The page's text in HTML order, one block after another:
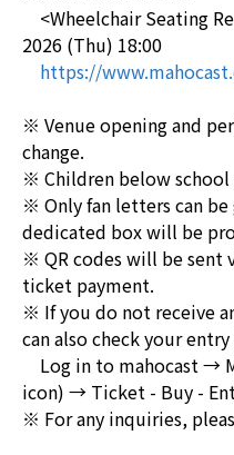
<Wheelchair Seating
2026 (Thu) 18:00
https://
※ Venue opening and
change.
※ Children below school
※ Only fan letters can
dedicated box will be
※ QR codes will be sent
ticket payment.
※ If you do not receive
can also check your
Log in to mahocast →
icon) → Ticket - Buy -
※ For any inquiries,